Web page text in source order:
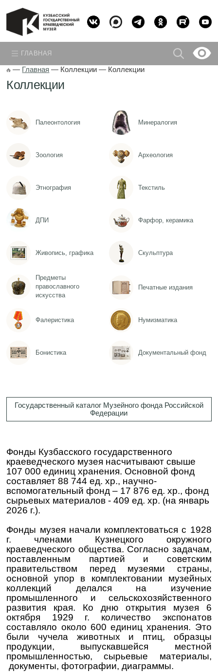
ГЛАВНАЯ
— Главная — Коллекции — Коллекции
Коллекции
Палеонтология Минералогия
Зоология Археология
Этнография Текстиль
ДПИ Фарфор, керамика
Живопись, графика Скульптура
Предметы
православного
искусства
Печатные издания
Фалеристика Нумизматика
Бонистика Документальный фонд
Государственный каталог Музейного фонда Российской
Федерации
Фонды Кузбасского государственного
краеведческого музея насчитывают свыше
107 000 единиц хранения. Основной фонд
составляет 88 744 ед. хр., научно-
вспомогательный фонд – 17 876 ед. хр., фонд
сырьевых материалов - 409 ед. хр. (на январь
2026 г.).
Фонды музея начали комплектоваться с 1928
г. членами Кузнецкого окружного
краеведческого общества. Согласно задачам,
поставленным партией и советским
правительством перед музеями страны,
основной упор в комплектовании музейных
коллекций делался на изучение
промышленного и сельскохозяйственного
развития края. Ко дню открытия музея 6
октября 1929 г. количество экспонатов
составляло около 600 единиц хранения. Это
были чучела животных и птиц, образцы
продукции, выпускавшейся местной
промышленностью, сырьевые материалы,
документы, фотографии, диаграммы.